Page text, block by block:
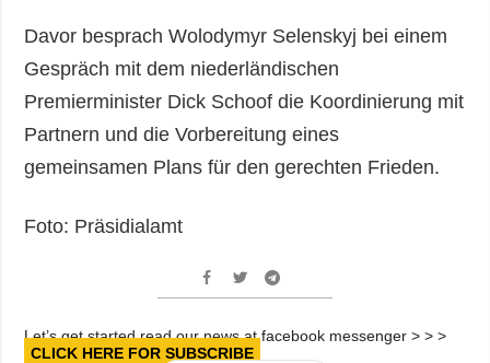
Davor besprach Wolodymyr Selenskyj bei einem
Gespräch mit dem niederländischen
Premierminister Dick Schoof die Koordinierung mit
Partnern und die Vorbereitung eines
gemeinsamen Plans für den gerechten Frieden.
Foto: Präsidialamt
Let’s get started read our news at facebook messenger > > >
CLICK HERE FOR SUBSCRIBE